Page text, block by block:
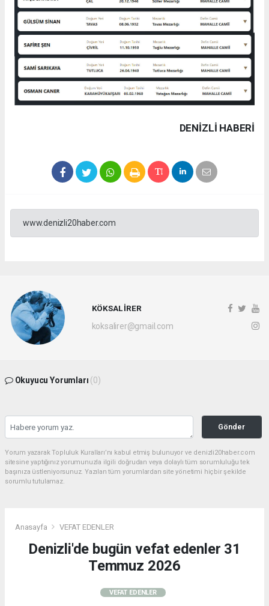
DENIZLI HABERİ
www.denizli20haber.com
KÖKSAL İRER
koksalirer@gmail.com
Okuyucu Yorumları (0)
Gönder
Yorum yazarak Topluluk Kuralları’nı kabul etmiş bulunuyor ve denizli20haber.com
sitesine yaptığınız yorumunuzla ilgili doğrudan veya dolaylı tüm sorumluluğu tek
başınıza üstleniyorsunuz. Yazılan tüm yorumlardan site yönetimi hiçbir şekilde
sorumlu tutulamaz.
Anasayfa VEFAT EDENLER
Denizli'de bugün vefat edenler 31
Temmuz 2026
VEFAT EDENLER